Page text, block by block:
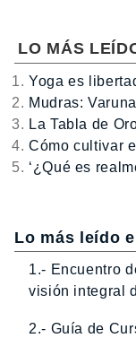
LO MÁS
Yoga es
Mudras:
La Tabla de
Cómo cultivar
‘¿Qué es
Lo más leído
1.- Encuentro
visión integral
2.- Guía de